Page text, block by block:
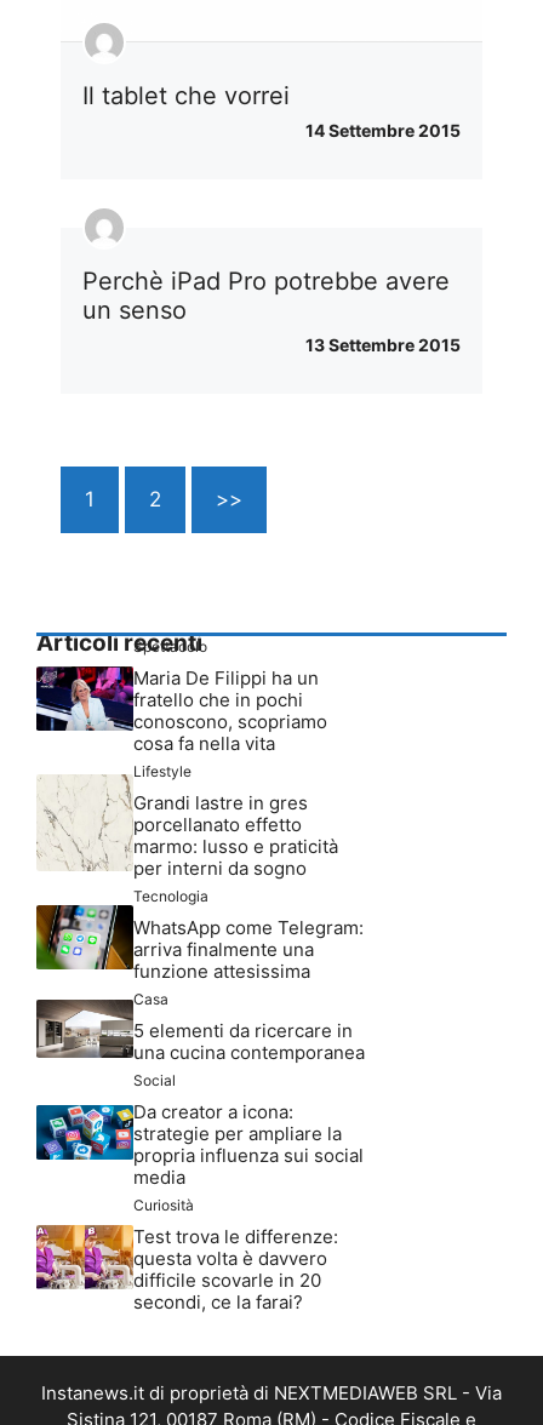
Il tablet che vorrei
14 Settembre 2015
Perchè iPad Pro potrebbe avere
un senso
13 Settembre 2015
1 2 >>
Articoli recenti
Spettacolo
Maria De Filippi ha un
fratello che in pochi
conoscono, scopriamo
cosa fa nella vita
Lifestyle
Grandi lastre in gres
porcellanato effetto
marmo: lusso e praticità
per interni da sogno
Tecnologia
WhatsApp come Telegram:
arriva finalmente una
funzione attesissima
Casa
5 elementi da ricercare in
una cucina contemporanea
Social
Da creator a icona:
strategie per ampliare la
propria influenza sui social
media
Curiosità
Test trova le differenze:
questa volta è davvero
difficile scovarle in 20
secondi, ce la farai?
Instanews.it di proprietà di NEXTMEDIAWEB SRL - Via
Sistina 121, 00187 Roma (RM) - Codice Fiscale e